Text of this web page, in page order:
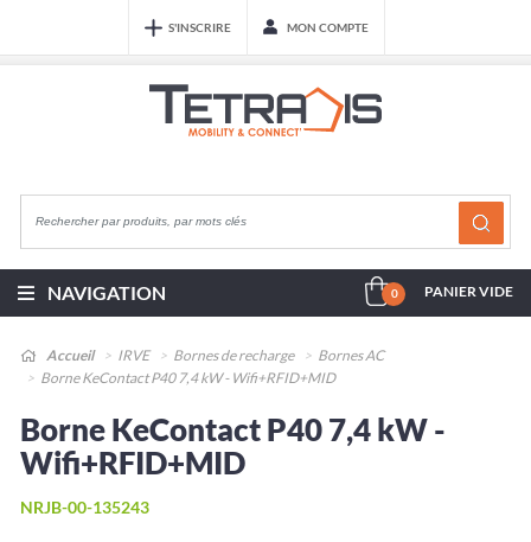
S'INSCRIRE MON COMPTE
NAVIGATION 0 PANIER VIDE
Accueil IRVE Bornes de recharge
Bornes AC
Borne KeContact P40 7,4 kW - Wifi+RFID+MID
Borne KeContact P40 7,4 kW -
Wifi+RFID+MID
NRJB-00-135243